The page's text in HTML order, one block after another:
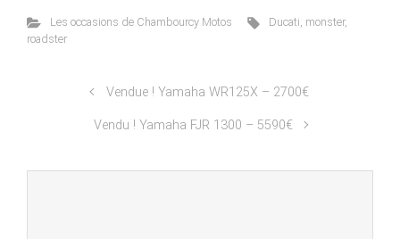
Les occasions de Chambourcy Motos Ducati, monster,
roadster
Vendue ! Yamaha WR125X – 2700€
Vendu ! Yamaha FJR 1300 – 5590€